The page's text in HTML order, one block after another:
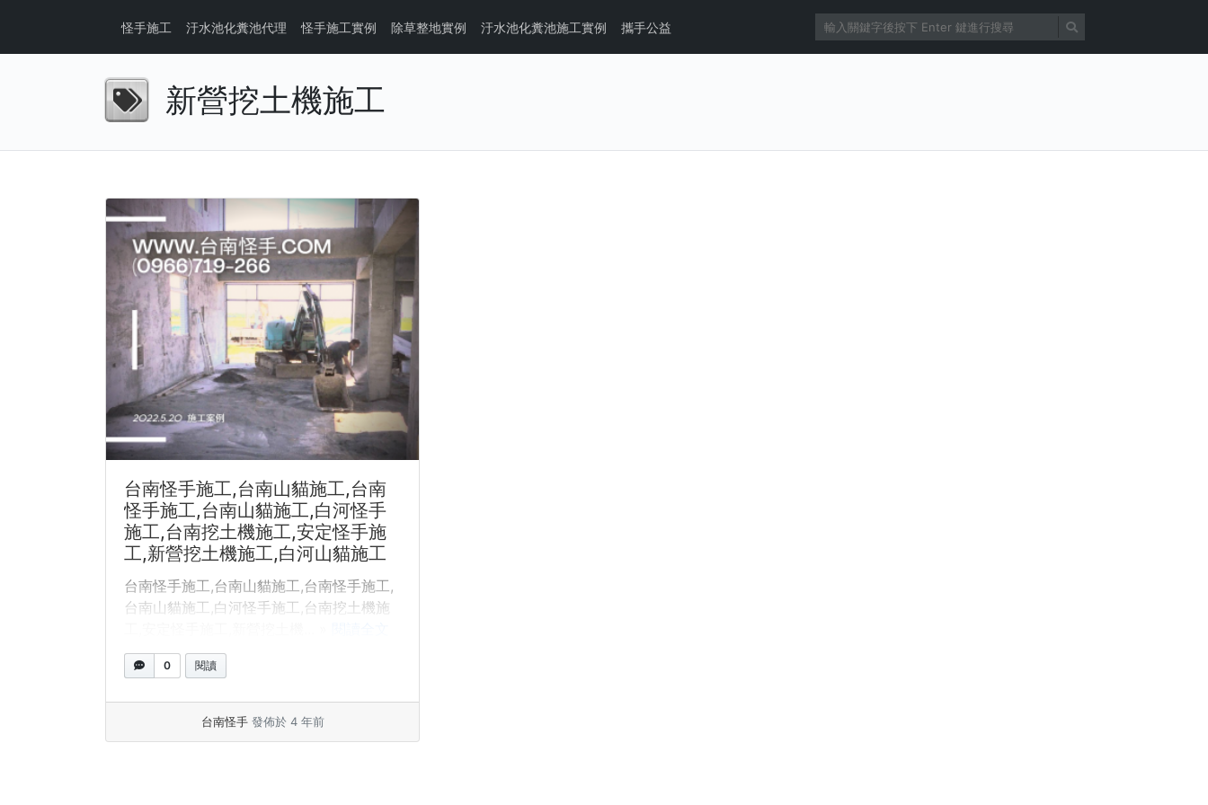
怪手施工 汙水池化糞池代理 怪手施工實例 除草整地實例 汙水池化糞池施工實例 攜手公益
新營挖土機施工
台南怪手施工,台南山貓施工,台南
怪手施工,台南山貓施工,白河怪手
施工,台南挖土機施工,安定怪手施
工,新營挖土機施工,白河山貓施工
台南怪手施工,台南山貓施工,台南怪手施工,
台南山貓施工,白河怪手施工,台南挖土機施
0 閱讀
台南怪手 發佈於 4 年前